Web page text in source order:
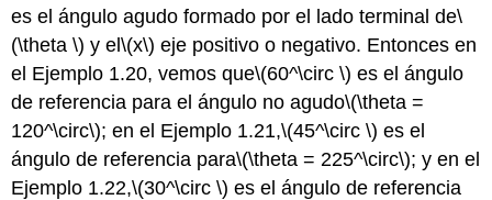
es el ángulo agudo formado por el lado terminal de\
(\theta \) y el\(x\) eje positivo o negativo. Entonces en
el Ejemplo 1.20, vemos que\(60^\circ \) es el ángulo
de referencia para el ángulo no agudo\(\theta =
120^\circ\); en el Ejemplo 1.21,\(45^\circ \) es el
ángulo de referencia para\(\theta = 225^\circ\); y en el
Ejemplo 1.22,\(30^\circ \) es el ángulo de referencia